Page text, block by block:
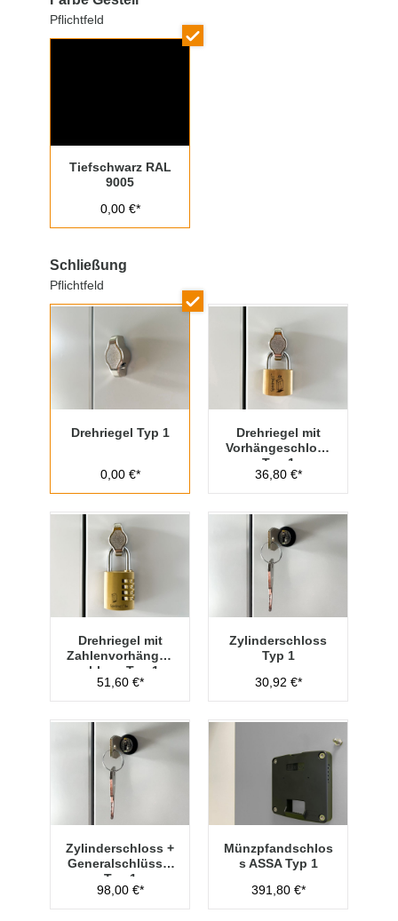
Pflichtfeld
Tiefschwarz RAL
9005
0,00 €*
Schließung
Pflichtfeld
Drehriegel Typ 1
0,00 €*
Drehriegel mit
Vorhängeschloss
Typ 1
36,80 €*
Drehriegel mit
Zahlenvorhänges
chloss Typ 1
51,60 €*
Zylinderschloss
Typ 1
30,92 €*
Zylinderschloss +
Generalschlüssel
Typ 1
98,00 €*
Münzpfandschlos
s ASSA Typ 1
391,80 €*